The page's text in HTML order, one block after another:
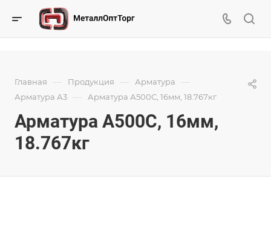
Главная — Продукция — Арматура —
Арматура А3 — Арматура А500С, 16мм, 18.767кг
Арматура А500С, 16мм,
18.767кг